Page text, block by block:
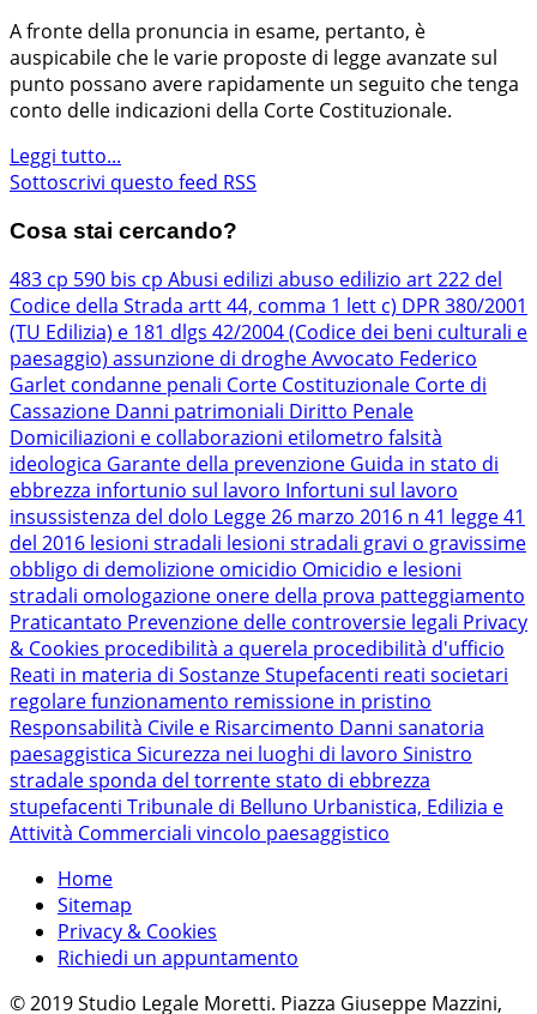
A fronte della pronuncia in esame, pertanto, è
auspicabile che le varie proposte di legge avanzate sul
punto possano avere rapidamente un seguito che tenga
conto delle indicazioni della Corte Costituzionale.
Leggi tutto...
Sottoscrivi questo feed RSS
Cosa stai cercando?
483 cp 590 bis cp Abusi edilizi abuso edilizio art 222 del
Codice della Strada artt 44, comma 1 lett c) DPR 380/2001
(TU Edilizia) e 181 dlgs 42/2004 (Codice dei beni culturali e
paesaggio) assunzione di drogheAvvocato Federico
Garlet condanne penali Corte Costituzionale Corte di
Cassazione Danni patrimoniali Diritto Penale
Domiciliazioni e collaborazioni etilometro falsità
ideologica Garante della prevenzione Guida in stato di
ebbrezza infortunio sul lavoro Infortuni sul lavoro
insussistenza del dolo Legge 26 marzo 2016 n 41 legge 41
del 2016 lesioni stradali lesioni stradali gravi o gravissime
obbligo di demolizione omicidio Omicidio e lesioni
stradali omologazione onere della prova patteggiamento
Praticantato Prevenzione delle controversie legali Privacy
& Cookies procedibilità a querela procedibilità d'ufficio
Reati in materia di Sostanze Stupefacenti reati societari
regolare funzionamento remissione in pristino
Responsabilità Civile e Risarcimento Danni sanatoria
paesaggistica Sicurezza nei luoghi di lavoro Sinistro
stradalesponda del torrentestato di ebbrezza
stupefacenti Tribunale di Belluno Urbanistica, Edilizia e
Attività Commerciali vincolo paesaggistico
Home
Sitemap
Privacy & Cookies
Richiedi un appuntamento
© 2019 Studio Legale Moretti. Piazza Giuseppe Mazzini,